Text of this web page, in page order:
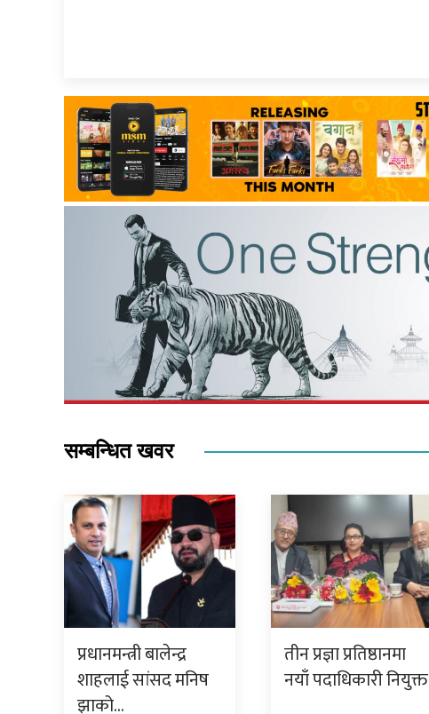
सम्बन्धित खवर
प्रधानमन्त्री बालेन्द्र
शाहलाई सांसद मनिष
झाको…
तीन प्रज्ञा प्रतिष्ठानमा
नयाँ पदाधिकारी नियुक्त